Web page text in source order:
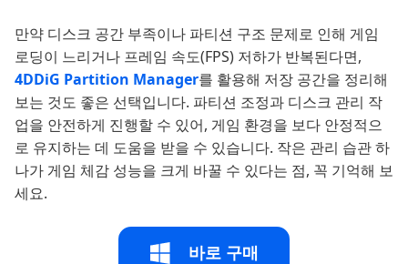
만약 디스크 공간 부족이나 파티션 구조 문제로 인해 게임
로딩이 느리거나 프레임 속도(FPS) 저하가 반복된다면,
4DDiG Partition Manager를 활용해 저장 공간을 정리해
보는 것도 좋은 선택입니다. 파티션 조정과 디스크 관리 작
업을 안전하게 진행할 수 있어, 게임 환경을 보다 안정적으
로 유지하는 데 도움을 받을 수 있습니다. 작은 관리 습관 하
나가 게임 체감 성능을 크게 바꿀 수 있다는 점, 꼭 기억해 보
세요.
바로 구매